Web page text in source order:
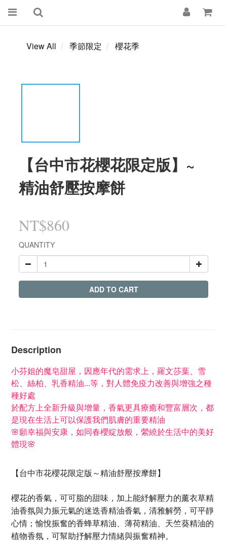
View All 季節限定 櫻花季
【台中市花櫻花限定版】~
精油舒壓按摩餅
NT$860
QUANTITY
ADD TO CART
Description
小芬姐的魔皂甜屋， 因應年代的需求上，羅文莎葉、雪
松、絲柏、乳香精油...等，對人體免疫力改善與增強之種
種好處
於配方上全新升級與增量，香氣更具療癒和豐富層次，都
是現在生活上可以保護我們肌膚的重要精油
🌸願幸福與安康，如同春櫻綻放般，縈繞於生活中的美好
體現🌸
【台中市花櫻花限定版～精油舒壓按摩餅】
櫻花的香氣，可可脂的甜味，加上能紓解壓力的薰衣草精
油香氛與力振元氣的迷迭香精油香氣，清雅解勞，可平靜
心情；愉悅振奮的香蜂草精油、薄荷精油、天竺葵精油的
植物香氛，可幫助抒解壓力情緒與振奮精神。